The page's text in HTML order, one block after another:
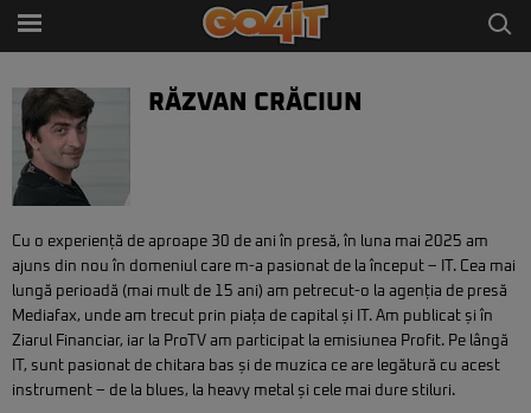
RĂZVAN CRĂCIUN
Cu o experiență de aproape 30 de ani în presă, în luna mai 2025 am
ajuns din nou în domeniul care m-a pasionat de la început – IT. Cea mai
lungă perioadă (mai mult de 15 ani) am petrecut-o la agenția de presă
Mediafax, unde am trecut prin piața de capital și IT. Am publicat și în
Ziarul Financiar, iar la ProTV am participat la emisiunea Profit. Pe lângă
IT, sunt pasionat de chitara bas și de muzica ce are legătură cu acest
instrument – de la blues, la heavy metal și cele mai dure stiluri.